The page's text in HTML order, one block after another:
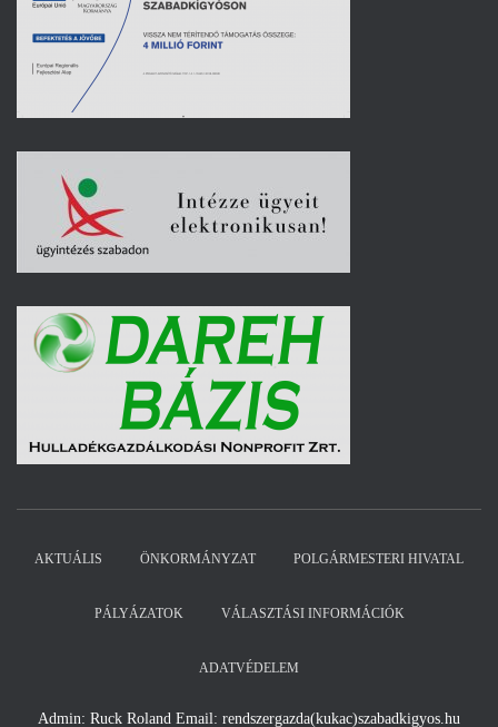
AKTUÁLIS ÖNKORMÁNYZAT POLGÁRMESTERI HIVATAL
PÁLYÁZATOK VÁLASZTÁSI INFORMÁCIÓK
ADATVÉDELEM
Admin: Ruck Roland Email: rendszergazda(kukac)szabadkigyos.hu